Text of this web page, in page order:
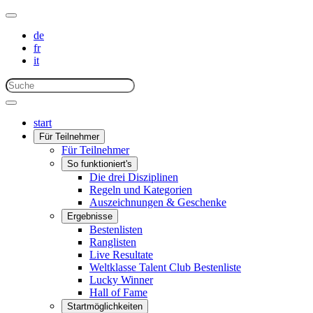
de
fr
it
start
Für Teilnehmer
Für Teilnehmer
So funktioniert's
Die drei Disziplinen
Regeln und Kategorien
Auszeichnungen & Geschenke
Ergebnisse
Bestenlisten
Ranglisten
Live Resultate
Weltklasse Talent Club Bestenliste
Lucky Winner
Hall of Fame
Startmöglichkeiten